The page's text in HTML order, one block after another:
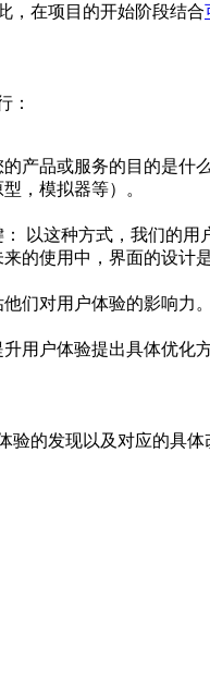
，在项目的开始阶段结合
：
产品或服务的目的是
，模拟器等）。
以这种方式，我们的
的使用中，界面的设计
们对用户体验的影响力
用户体验提出具体优化方
的发现以及对应的具